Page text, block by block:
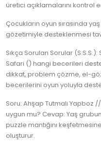
üretici açıklamalarını kontrol
Çocukların oyun sırasında
gözetimiyle desteklenmesi
Sıkça Sorulan Sorular
Safari () hangi becerileri
dikkat, problem çözme, el-
becerilerini oyun yoluyla
Soru: Ahşap Tutmalı Yapboz
uygun mu? Cevap: Yaş
puzzle mantığını
oluşturur.